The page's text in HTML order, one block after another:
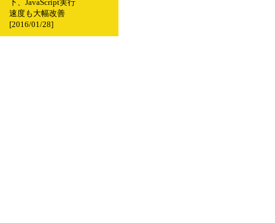
下、JavaScript実行
速度も大幅改善
[2016/01/28]